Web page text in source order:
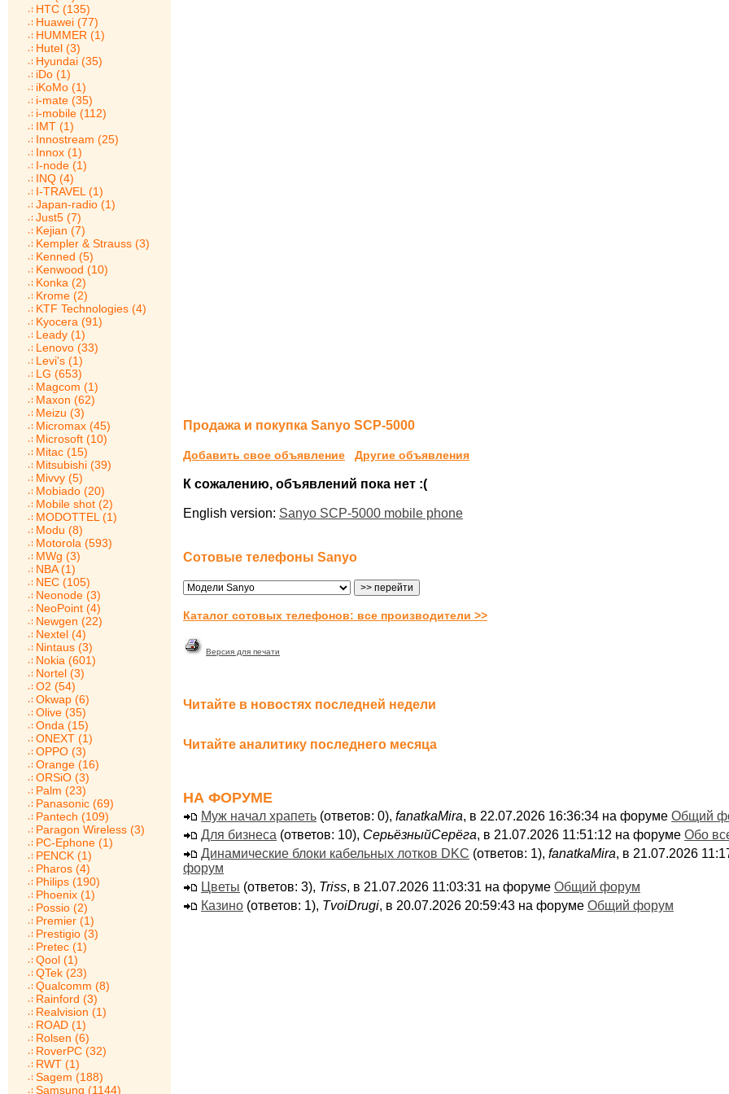
HTC (135)
Huawei (77)
HUMMER (1)
Hutel (3)
Hyundai (35)
iDo (1)
iKoMo (1)
i-mate (35)
i-mobile (112)
IMT (1)
Innostream (25)
Innox (1)
I-node (1)
INQ (4)
I-TRAVEL (1)
Japan-radio (1)
Just5 (7)
Kejian (7)
Kempler & Strauss (3)
Kenned (5)
Kenwood (10)
Konka (2)
Krome (2)
KTF Technologies (4)
Kyocera (91)
Leady (1)
Lenovo (33)
Levi's (1)
LG (653)
Magcom (1)
Maxon (62)
Meizu (3)
Micromax (45)
Microsoft (10)
Mitac (15)
Mitsubishi (39)
Mivvy (5)
Mobiado (20)
Mobile shot (2)
MODOTTEL (1)
Modu (8)
Motorola (593)
MWg (3)
NBA (1)
NEC (105)
Neonode (3)
NeoPoint (4)
Newgen (22)
Nextel (4)
Nintaus (3)
Nokia (601)
Nortel (3)
O2 (54)
Okwap (6)
Olive (35)
Onda (15)
ONEXT (1)
OPPO (3)
Orange (16)
ORSiO (3)
Palm (23)
Panasonic (69)
Pantech (109)
Paragon Wireless (3)
PC-Ephone (1)
PENCK (1)
Pharos (4)
Philips (190)
Phoenix (1)
Possio (2)
Premier (1)
Prestigio (3)
Pretec (1)
Qool (1)
QTek (23)
Qualcomm (8)
Rainford (3)
Realvision (1)
ROAD (1)
Rolsen (6)
RoverPC (32)
RWT (1)
Sagem (188)
Samsung (1144)
Продажа и покупка Sanyo SCP-5000
Добавить свое объявление Другие объявления
К сожалению, объявлений пока нет :(
English version: Sanyo SCP-5000 mobile phone
Сотовые телефоны Sanyo
Каталог сотовых телефонов: все производители >>
Версия для печати
Читайте в новостях последней недели
Читайте аналитику последнего месяца
НА ФОРУМЕ
Муж начал храпеть (ответов: 0), fanatkaMira, в 22.07.2026 16:36:34 на форуме Общий
Для бизнеса (ответов: 10), СерьёзныйСерёга, в 21.07.2026 11:51:12 на форуме Обо
Динамические блоки кабельных лотков DKC (ответов: 1), fanatkaMira, в 21.07.2026
форум
Цветы (ответов: 3), Triss, в 21.07.2026 11:03:31 на форуме Общий форум
Казино (ответов: 1), TvoiDrugi, в 20.07.2026 20:59:43 на форуме Общий форум